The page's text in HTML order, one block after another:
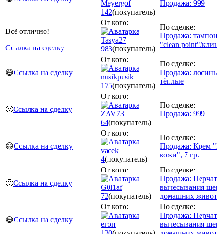
Meyergof
142(покупатель)
Продажа: 999
Всё отлично!
Ссылка на сделку
От кого:
Tasya27
983(покупатель)
По сделке:
Продажа:
"clean point"/
😄Ссылка на сделку
От кого:
nusikpusik
175(покупатель)
По сделке:
Продажа:
тёплые
🙂Ссылка на сделку
От кого:
ZAV73
64(покупатель)
По сделке:
Продажа: 999
😄Ссылка на сделку
От кого:
vacek
4(покупатель)
По сделке:
Продажа: Крем
кожи", 7 гр.
🙂Ссылка на сделку
От кого:
G0l1af
72(покупатель)
По сделке:
Продажа:
вычесывания
домашних
😄Ссылка на сделку
От кого:
егоп
По сделке:
Продажа:
вычесывания